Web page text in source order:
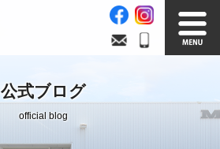
買取無料査定
公式ブログ
official blog